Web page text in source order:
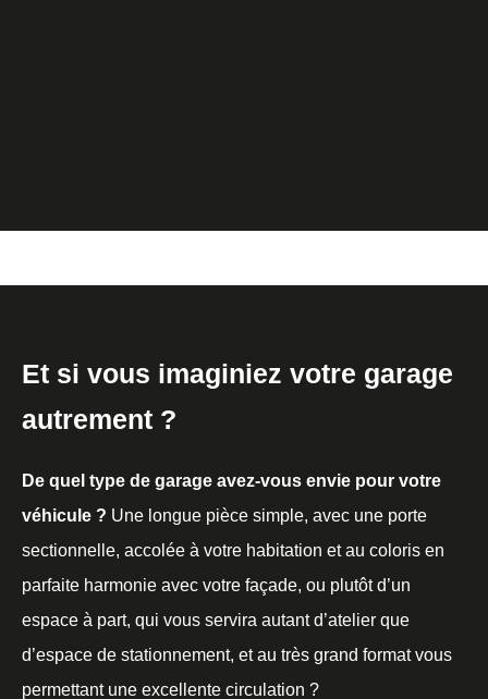
Et si vous imaginiez votre garage
autrement ?
De quel type de garage avez-vous envie pour votre
véhicule ? Une longue pièce simple, avec une porte
sectionnelle, accolée à votre habitation et au coloris en
parfaite harmonie avec votre façade, ou plutôt d’un
espace à part, qui vous servira autant d’atelier que
d’espace de stationnement, et au très grand format vous
permettant une excellente circulation ?